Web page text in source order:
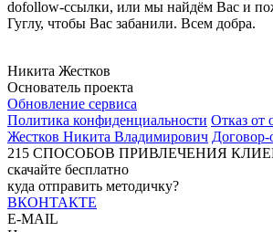
dofollow-ссылки, или мы найдём Вас и
Гуглу, чтобы Вас забанили. Всем добра.
Никита Жестков
Основатель проекта
Обновление сервиса
Политика конфиденциальности Отказ от
Жестков Никита Владимирович Договор-
215 СПОСОБОВ ПРИВЛЕЧЕНИЯ
скачайте бесплатно
куда отправить методичку?
ВКОНТАКТЕ
E-MAIL